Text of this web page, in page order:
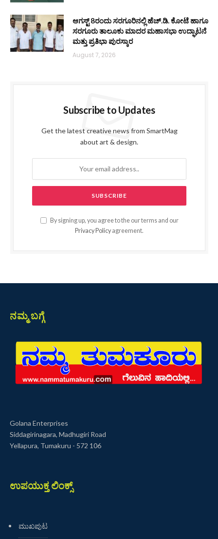
ಆಗಸ್ಟ್ 8ರಂದು ಸರಗೂರಿನಲ್ಲಿ ಹೆಚ್.ಡಿ. ಕೋಟೆ ಹಾಗೂ
ಸರಗೂರು ತಾಲೂಕು ಮಾದರ ಮಹಾಸಭಾ ಉದ್ಘಾಟನೆ
ಮತ್ತು ಪ್ರತಿಭಾ ಪುರಸ್ಕಾರ
August 7, 2026
Subscribe to Updates
Get the latest creative news from SmartMag
about art & design.
By signing up, you agree to the our terms and our
Privacy Policy agreement.
ನಮ್ಮ ಬಗ್ಗೆ
Golana Enterprises
Siddagirinagara, Madhugiri Road
Yellapura, Tumakuru - 572 106
ಉಪಯುಕ್ತ ಲಿಂಕ್ಸ್
ಮುಖಪುಟ